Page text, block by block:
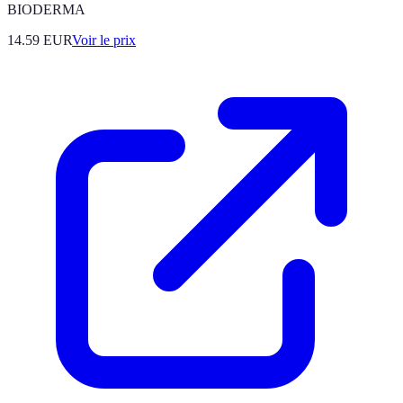
BIODERMA
14.59 EURVoir le prix